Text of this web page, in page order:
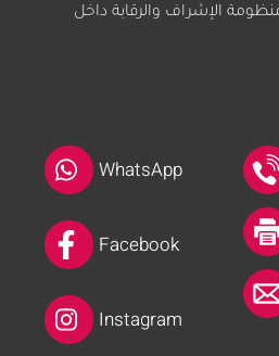
الإشراف والرقابة داخل
WhatsApp
Facebook
Instagram